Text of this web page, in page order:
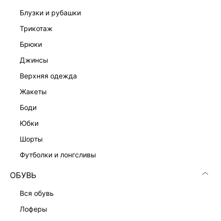
блузки и рубашки
трикотаж
брюки
джинсы
верхняя одежда
жакеты
боди
юбки
шорты
футболки и лонгсливы
ОБУВЬ
вся обувь
лоферы
Подробные условия доставки и возврата
КОМПАНИЯ
КЛИЕНТАМ